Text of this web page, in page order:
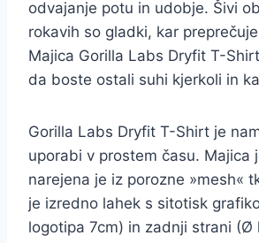
odvajanje potu in udobje. Šivi
rokavih so gladki, kar
Majica Gorilla Labs Dryfit T-
da boste ostali suhi kjerkoli in
Gorilla Labs Dryfit T-Shirt je
uporabi v prostem času. Majica
narejena je iz porozne »mesh«
je izredno lahek s sitotisk
logotipa 7cm) in zadnji strani (Ø